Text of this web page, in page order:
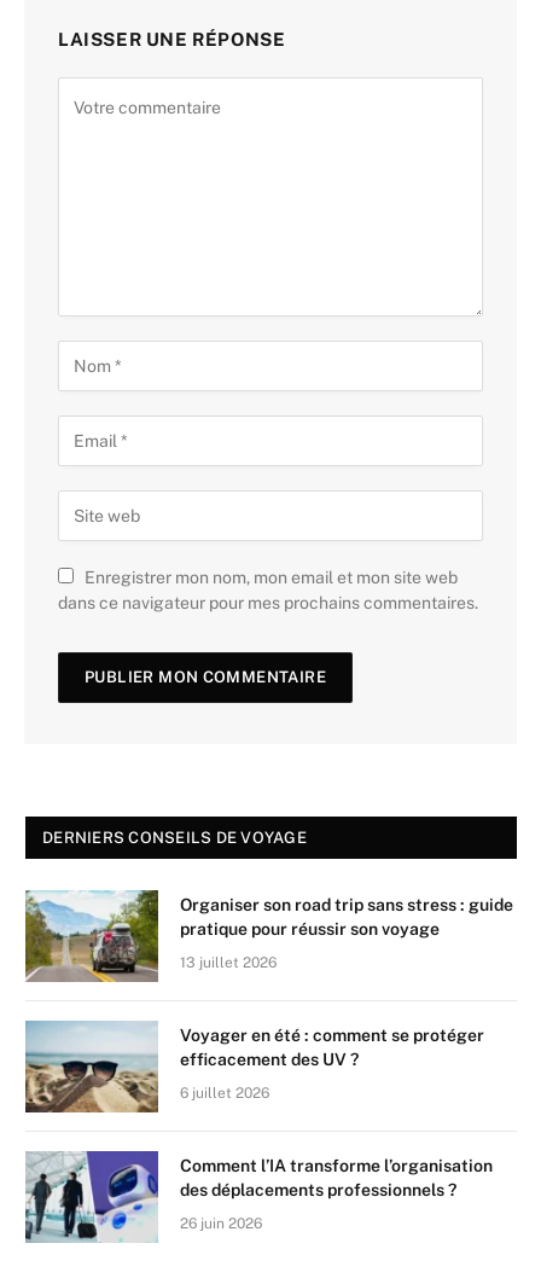
LAISSER UNE RÉPONSE
Enregistrer mon nom, mon email et mon site web
dans ce navigateur pour mes prochains commentaires.
DERNIERS CONSEILS DE VOYAGE
Organiser son road trip sans stress : guide
pratique pour réussir son voyage
13 juillet 2026
Voyager en été : comment se protéger
efficacement des UV ?
6 juillet 2026
Comment l’IA transforme l’organisation
des déplacements professionnels ?
26 juin 2026